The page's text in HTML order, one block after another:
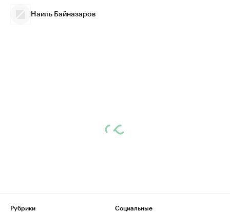
Наиль Байназаров
Рубрики
Социальные